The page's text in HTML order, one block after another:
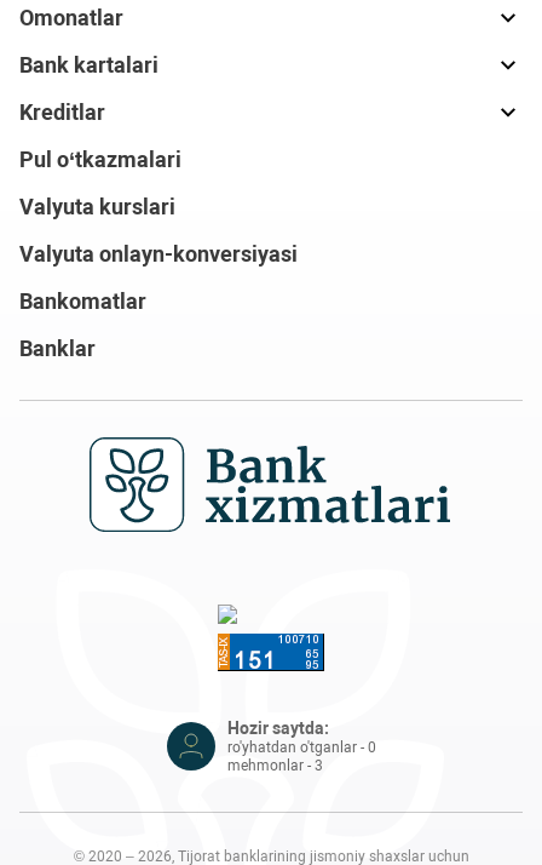
Omonatlar
Bank kartalari
Kreditlar
Pul o‘tkazmalari
Valyuta kurslari
Valyuta onlayn-konversiyasi
Bankomatlar
Banklar
Hozir saytda:
ro'yhatdan o'tganlar - 0
mehmonlar - 3
© 2020 – 2026, Tijorat banklarining jismoniy shaxslar uchun